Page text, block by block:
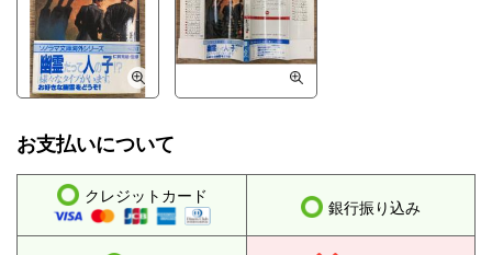
お支払いについて
クレジットカード
銀行振り込み